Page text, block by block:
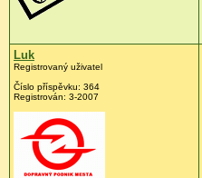
Luk
Registrovaný uživatel
Číslo příspěvku: 364
Registrován: 3-2007